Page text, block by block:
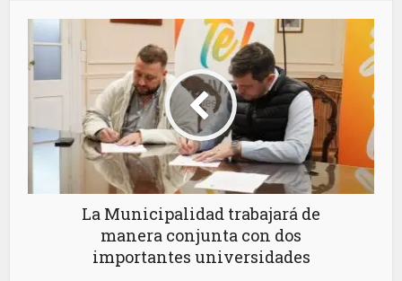
La Municipalidad trabajará de
manera conjunta con dos
importantes universidades